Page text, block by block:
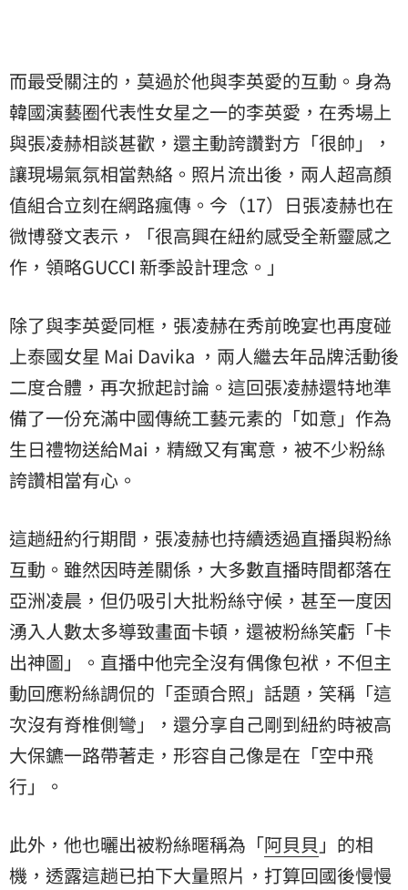
而最受關注的，莫過於他與李英愛的互動。身為
韓國演藝圈代表性女星之一的李英愛，在秀場上
與張凌赫相談甚歡，還主動誇讚對方「很帥」，
讓現場氣氛相當熱絡。照片流出後，兩人超高顏
值組合立刻在網路瘋傳。今（17）日張凌赫也在
微博發文表示，「很高興在紐約感受全新靈感之
作，領略GUCCI 新季設計理念。」
除了與李英愛同框，張凌赫在秀前晚宴也再度碰
上泰國女星 Mai Davika ，兩人繼去年品牌活動後
二度合體，再次掀起討論。這回張凌赫還特地準
備了一份充滿中國傳統工藝元素的「如意」作為
生日禮物送給Mai，精緻又有寓意，被不少粉絲
誇讚相當有心。
這趟紐約行期間，張凌赫也持續透過直播與粉絲
互動。雖然因時差關係，大多數直播時間都落在
亞洲凌晨，但仍吸引大批粉絲守候，甚至一度因
湧入人數太多導致畫面卡頓，還被粉絲笑虧「卡
出神圖」。直播中他完全沒有偶像包袱，不但主
動回應粉絲調侃的「歪頭合照」話題，笑稱「這
次沒有脊椎側彎」，還分享自己剛到紐約時被高
大保鑣一路帶著走，形容自己像是在「空中飛
行」。
此外，他也曬出被粉絲暱稱為「阿貝貝 」的相
機，透露這趟已拍下大量照片，打算回國後慢慢